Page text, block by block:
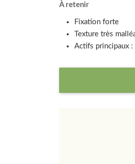
À retenir
Fixation forte
Texture très
Actifs principaux